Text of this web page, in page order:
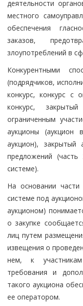
деятельности
местного
обеспечения
заказов,
злоупотреблений в
Конкурентными
(подрядчиков,
конкурс, конкурс с
конкурс,
ограниченным
аукционы (аукцион
аукцион), закрытый
предложений
системе).
На основании
системе под
аукционом)
о закупке
лиц путем
извещения о
нем, к
требования и
такого аукциона
ее оператором.